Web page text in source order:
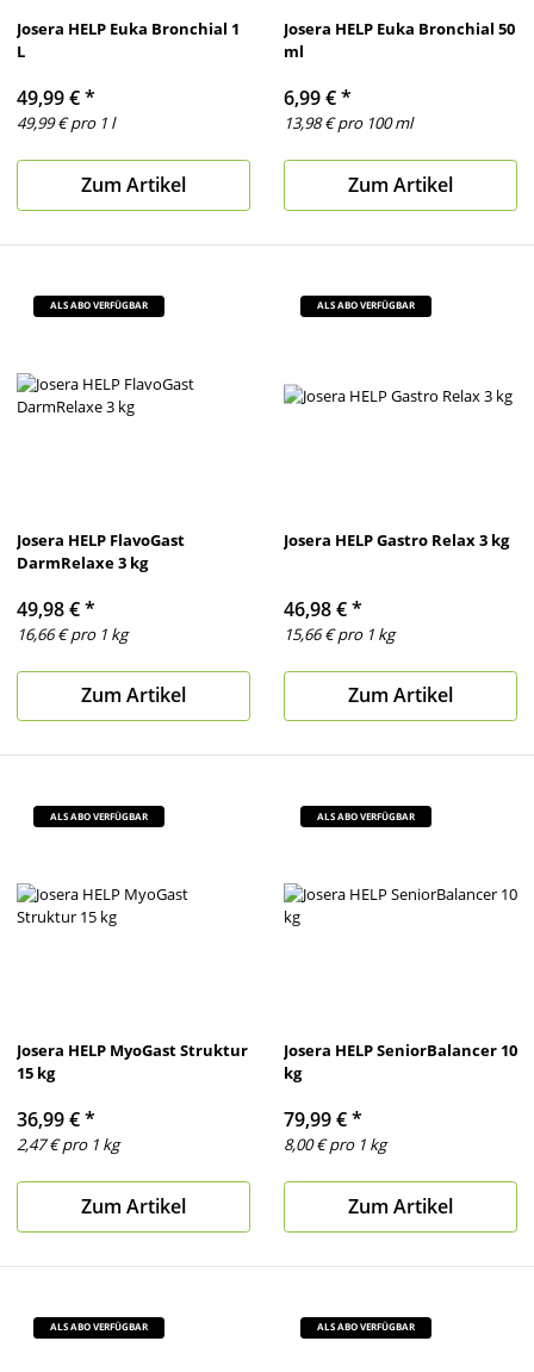
Josera HELP Euka Bronchial 1
L
49,99 €*
49,99 € pro 1 l
Zum Artikel
Josera HELP Euka Bronchial 50
ml
6,99 €*
13,98 € pro 100 ml
Zum Artikel
ALS ABO VERFÜGBAR
Josera HELP FlavoGast
DarmRelaxe 3 kg
49,98 €*
16,66 € pro 1 kg
Zum Artikel
ALS ABO VERFÜGBAR
Josera HELP Gastro Relax 3 kg
46,98 €*
15,66 € pro 1 kg
Zum Artikel
ALS ABO VERFÜGBAR
Josera HELP MyoGast Struktur
15 kg
36,99 €*
2,47 € pro 1 kg
Zum Artikel
ALS ABO VERFÜGBAR
Josera HELP SeniorBalancer 10
kg
79,99 €*
8,00 € pro 1 kg
Zum Artikel
ALS ABO VERFÜGBAR ALS ABO VERFÜGBAR